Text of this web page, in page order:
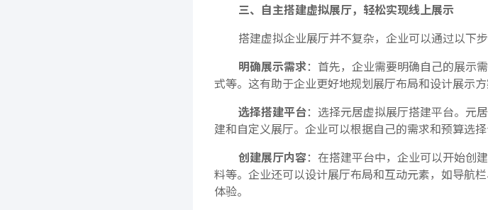
三、自主搭建虚拟展厅，轻松实现线上展示
搭建虚拟企业展厅并不复杂，企业可以通过以下步
明确展示需求：首先，企业需要明确自己的展示
式等。这有助于企业更好地规划展厅布局和设计展示方
选择搭建平台：选择元居虚拟展厅搭建平台。元
建和自定义展厅。企业可以根据自己的需求和预算选择
创建展厅内容：在搭建平台中，企业可以开始创
料等。企业还可以设计展厅布局和互动元素，如导航
体验。